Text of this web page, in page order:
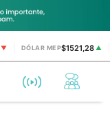
▼ DÓLAR MEP$1521,28▲